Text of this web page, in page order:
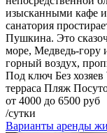
изысканными кафе
санатория
Пушкина. Это
море, Медведь-гору
горный воздух,
Под ключ Без хозяев
терраса Пляж
от 4000 до 6500 руб
/сутки
Варианты аренды